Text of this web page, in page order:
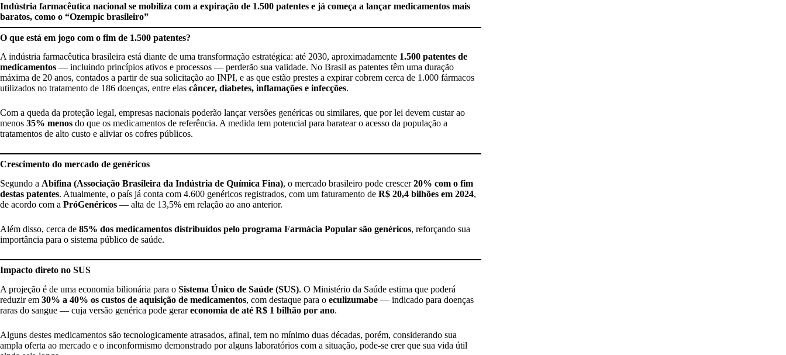
Indústria farmacêutica nacional se mobiliza com a expiração de 1.500 patentes e já começa a lançar medicamentos mais
baratos, como o “Ozempic brasileiro”
O que está em jogo com o fim de 1.500 patentes?
A indústria farmacêutica brasileira está diante de uma transformação estratégica: até 2030, aproximadamente 1.500 patentes de
medicamentos — incluindo princípios ativos e processos — perderão sua validade. No Brasil as patentes têm uma duração
máxima de 20 anos, contados a partir de sua solicitação ao INPI, e as que estão prestes a expirar cobrem cerca de 1.000 fármacos
utilizados no tratamento de 186 doenças, entre elas câncer, diabetes, inflamações e infecções.
Com a queda da proteção legal, empresas nacionais poderão lançar versões genéricas ou similares, que por lei devem custar ao
menos 35% menos do que os medicamentos de referência. A medida tem potencial para baratear o acesso da população a
tratamentos de alto custo e aliviar os cofres públicos.
Crescimento do mercado de genéricos
Segundo a Abifina (Associação Brasileira da Indústria de Química Fina), o mercado brasileiro pode crescer20% com o fim
destas patentes. Atualmente, o país já conta com 4.600 genéricos registrados, com um faturamento de R$ 20,4 bilhões em 2024,
de acordo com a PróGenéricos — alta de 13,5% em relação ao ano anterior.
Além disso, cerca de 85% dos medicamentos distribuídos pelo programa Farmácia Popular são genéricos, reforçando sua
importância para o sistema público de saúde.
Impacto direto no SUS
A projeção é de uma economia bilionária para o Sistema Único de Saúde (SUS). O Ministério da Saúde estima que poderá
reduzir em 30% a 40% os custos de aquisição de medicamentos, com destaque para o eculizumabe — indicado para doenças
raras do sangue — cuja versão genérica pode gerareconomia de até R$ 1 bilhão por ano.
Alguns destes medicamentos são tecnologicamente atrasados, afinal, tem no mínimo duas décadas, porém, considerando sua
ampla oferta ao mercado e o inconformismo demonstrado por alguns laboratórios com a situação, pode-se crer que sua vida útil